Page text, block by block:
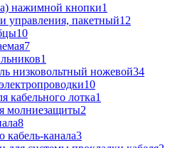
нажимной кнопки1
управления, пакетный12
10
7
1
низковольтный ножевой34
10
кабельного лотка1
молниезащиты2
8
кабель-канала3